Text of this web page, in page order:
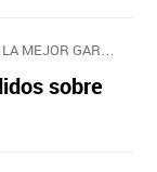
LA FIGURA DEL DIETISTA-NUTRICIONISTA ES LA MEJOR GARANTÍA PARA LA SALUD NUTRICIONAL
sobre